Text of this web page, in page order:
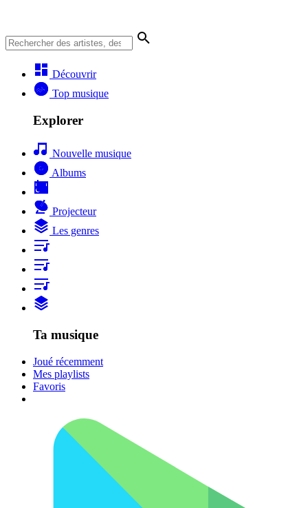
Découvrir
Top musique
Explorer
Nouvelle musique
Albums
Projecteur
Les genres
Ta musique
Joué récemment
Mes playlists
Favoris